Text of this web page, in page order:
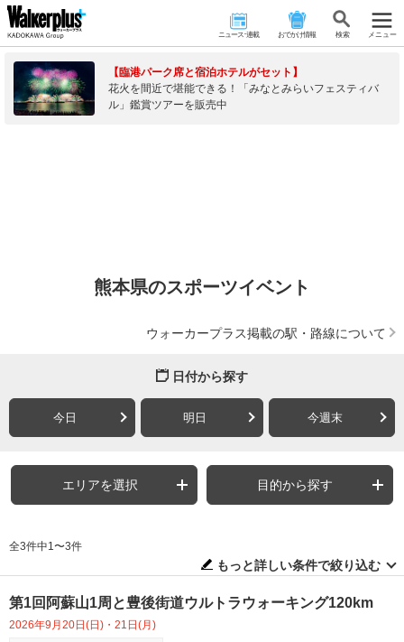
ニュース･連載 おでかけ情報 検 索 メニュー
【臨港パーク席と宿泊ホテルがセット】
花火を間近で堪能できる！「みなとみらいフェスティバ
ル」鑑賞ツアーを販売中
熊本県のスポーツイベント
ウォーカープラス掲載の駅・路線について
日付から探す
今日 明日 今週末
エリアを選択 目的から探す
全3件中1〜3件
もっと詳しい条件で絞り込む
第1回阿蘇山1周と豊後街道ウルトラウォーキング120km
2026年9月20日(日)・21日(月)